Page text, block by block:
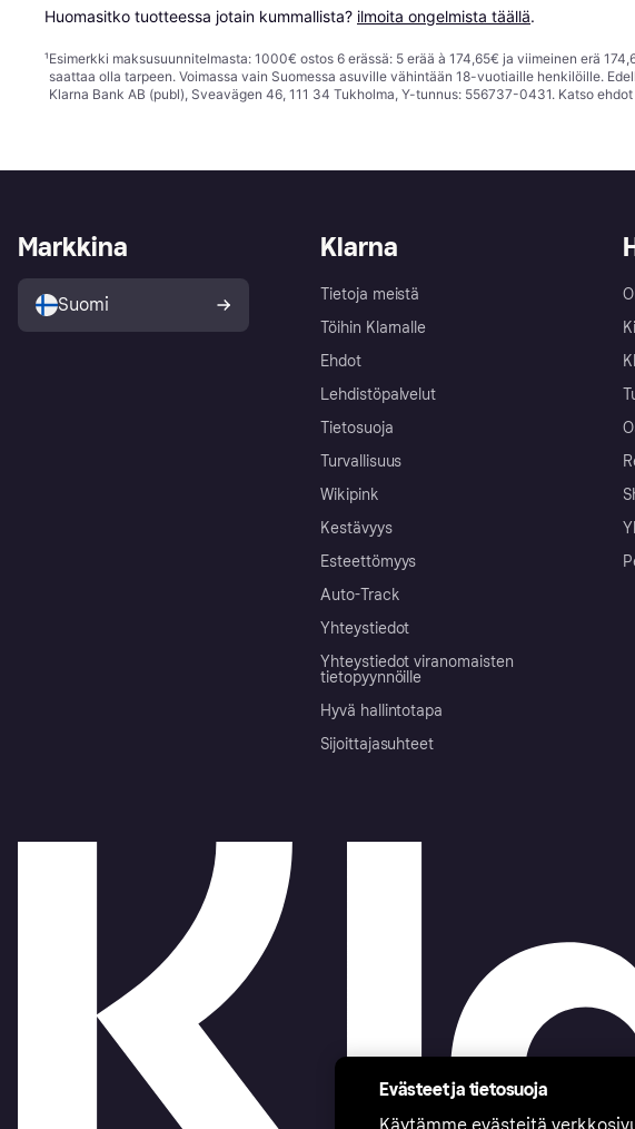
Huomasitko tuotteessa jotain kummallista? ilmoita ongelmista täällä.
¹Esimerkki maksusuunnitelmasta: 1000€ ostos 6 erässä: 5 erää à 174,65€ ja viimeinen erä
saattaa olla tarpeen. Voimassa vain Suomessa asuville vähintään 18-vuotiaille henkilöille.
Klarna Bank AB (publ), Sveavägen 46, 111 34 Tukholma, Y-tunnus: 556737-0431. Katso
Klarna
Tietoja meistä
Töihin Klarnalle
Ehdot
Lehdistöpalvelut
Tietosuoja
Turvallisuus
Wikipink
Kestävyys
Esteettömyys
Auto-Track
Yhteystiedot
Yhteystiedot viranomaisten
tietopyynnöille
Hyvä hallintotapa
Sijoittajasuhteet
Markkina
Suomi
Evästeet ja tietosuoja